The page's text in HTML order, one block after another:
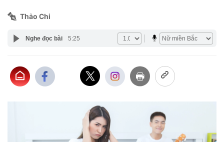
Thảo Chi
Nghe đọc bài 5:25